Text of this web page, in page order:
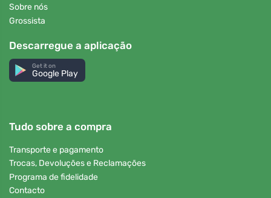
Sobre nós
Grossista
Descarregue a aplicação
Get it on
Google Play
Tudo sobre a compra
Transporte e pagamento
Trocas, Devoluções e Reclamações
Programa de fidelidade
Contacto